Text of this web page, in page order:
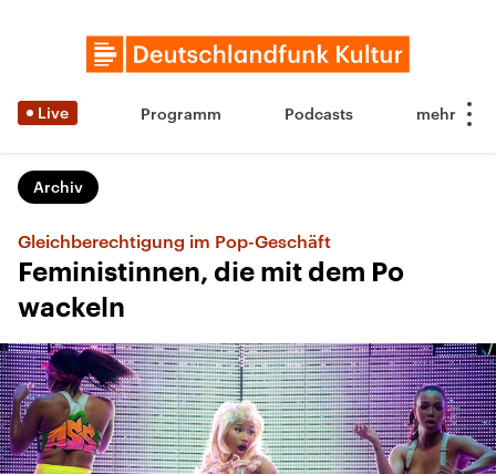
Live Programm Podcasts
Archiv
Gleichberechtigung im Pop-Geschäft
Feministinnen, die mit dem Po
wackeln